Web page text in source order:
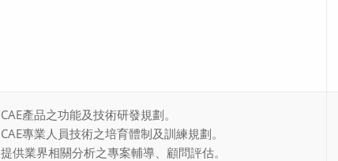
CAE產品之功能及技術研發規劃。
CAE專業人員技術之培育體制及訓練規劃。
提供業界相關分析之專案輔導、顧問評估。